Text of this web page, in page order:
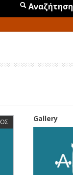
Αναζήτηση
Gallery